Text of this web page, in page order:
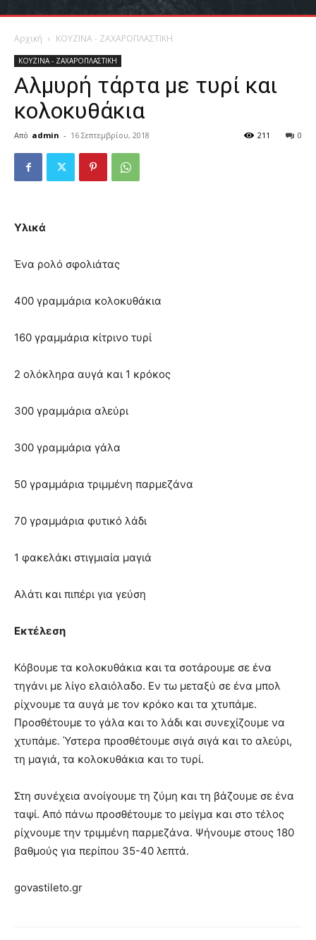
Αρχική ΚΟΥΖΙΝΑ - ΖΑΧΑΡΟΠΛΑΣΤΙΚΗ
ΚΟΥΖΙΝΑ - ΖΑΧΑΡΟΠΛΑΣΤΙΚΗ
Aλμυρή τάρτα με τυρί και
κολοκυθάκια
Από admin - 16 Σεπτεμβρίου, 2018 0
211
Υλικά
Ένα ρολό σφολιάτας
400 γραμμάρια κολοκυθάκια
160 γραμμάρια κίτρινο τυρί
2 ολόκληρα αυγά και 1 κρόκος
300 γραμμάρια αλεύρι
300 γραμμάρια γάλα
50 γραμμάρια τριμμένη παρμεζάνα
70 γραμμάρια φυτικό λάδι
1 φακελάκι στιγμιαία μαγιά
Αλάτι και πιπέρι για γεύση
Εκτέλεση
Κόβουμε τα κολοκυθάκια και τα σοτάρουμε σε ένα
τηγάνι με λίγο ελαιόλαδο. Εν τω μεταξύ σε ένα μπολ
ρίχνουμε τα αυγά με τον κρόκο και τα χτυπάμε.
Προσθέτουμε το γάλα και το λάδι και συνεχίζουμε να
χτυπάμε. Ύστερα προσθέτουμε σιγά σιγά και το αλεύρι,
τη μαγιά, τα κολοκυθάκια και το τυρί.
Στη συνέχεια ανοίγουμε τη ζύμη και τη βάζουμε σε ένα
ταψί. Από πάνω προσθέτουμε το μείγμα και στο τέλος
ρίχνουμε την τριμμένη παρμεζάνα. Ψήνουμε στους 180
βαθμούς για περίπου 35-40 λεπτά.
govastileto.gr